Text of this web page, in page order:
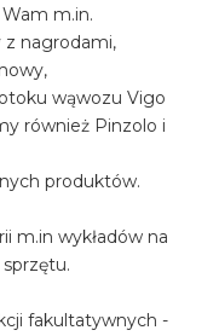
m.in.
z nagrodami,
wąwozu Vigo
również Pinzolo i
produktów.
m.in wykładów na
fakultatywnych -